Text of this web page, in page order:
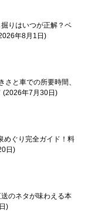
掘りはいつが正解？ベ
年8月1日
さと車での所要時間、
2026年7月30日
めぐり完全ガイド！料
日
のネタが味わえる本